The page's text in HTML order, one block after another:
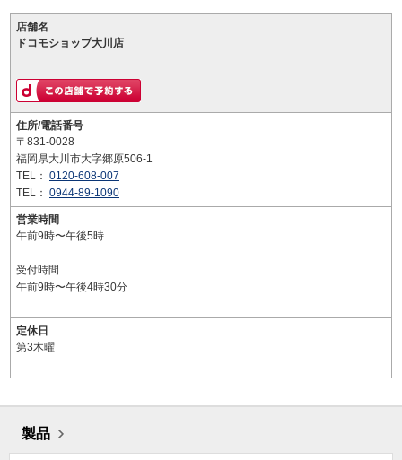
店舗名
ドコモショップ大川店
住所/電話番号
〒831-0028
福岡県大川市大字郷原506-1
TEL： 0120-608-007
TEL： 0944-89-1090
営業時間
午前9時〜午後5時
受付時間
午前9時〜午後4時30分
定休日
第3木曜
製品